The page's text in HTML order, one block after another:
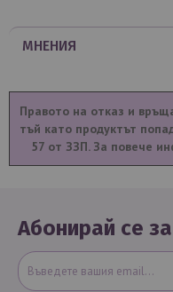
МНЕНИЯ
Правото на отказ и
тъй като продуктът
57 от ЗЗП. За повече
Абонирай се